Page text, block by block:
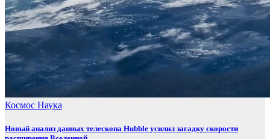
Космос Наука
Новый анализ данных телескопа Hubble усилил загадку скорости